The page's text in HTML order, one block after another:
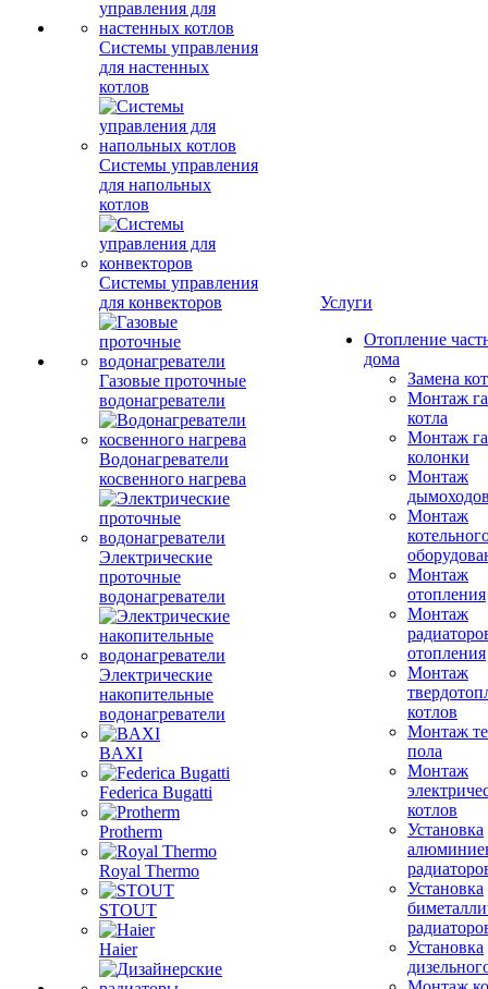
Системы управления
для настенных
котлов
Системы управления
для напольных
котлов
Системы управления
для конвекторов
Газовые проточные
водонагреватели
Водонагреватели
косвенного нагрева
Электрические
проточные
водонагреватели
Электрические
накопительные
водонагреватели
BAXI
Federica Bugatti
Protherm
Royal Thermo
STOUT
Haier
Услуги
Отопление
дома
Замена
Монтаж
котла
Монтаж
колонки
Монтаж
Монтаж
Монтаж
отопления
Монтаж
отопления
Монтаж
котлов
Монтаж
пола
Монтаж
котлов
Установка
Установка
Установка